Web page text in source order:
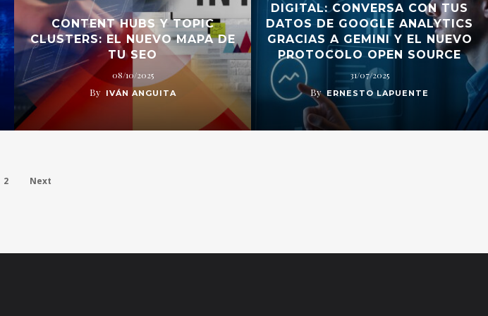
CONTENT HUBS Y TOPIC
CLUSTERS: EL NUEVO MAPA DE
TU SEO
08/10/2025
By IVÁN ANGUITA
DIGITAL: CONVERSA CON TUS
DATOS DE GOOGLE ANALYTICS
GRACIAS A GEMINI Y EL NUEVO
PROTOCOLO OPEN SOURCE
31/07/2025
By ERNESTO LAPUENTE
2 Next